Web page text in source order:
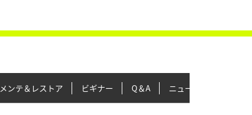
メンテ＆レストア ビギナー Q＆A ニュース＆トピックス